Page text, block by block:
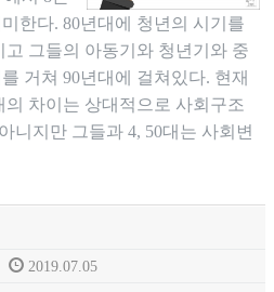
한다. 80년대에 청년의 시기를
그들의 아동기와 청년기와 중
거쳐 90년대에 걸쳐있다. 현재
의 차이는 상대적으로 사회구조
니지만 그들과 4, 50대는 사회변
2019.07.05